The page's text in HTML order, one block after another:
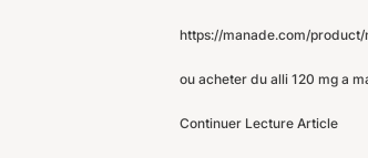
https://manade.com/
ou acheter du alli 120 mg a
Continuer Lecture Article